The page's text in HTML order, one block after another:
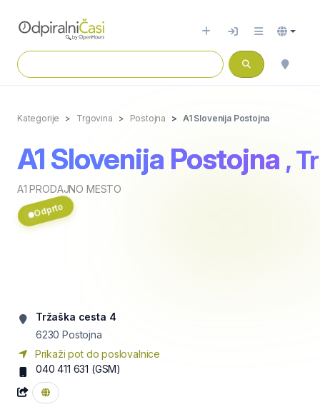
Kategorije Trgovina Postojna A1 Slovenija Postojna
A1 Slovenija Postojna ,
A1 PRODAJNO MESTO
Odprto
Tržaška cesta 4
6230 Postojna
Prikaži pot do poslovalnice
040 411 631 (GSM)